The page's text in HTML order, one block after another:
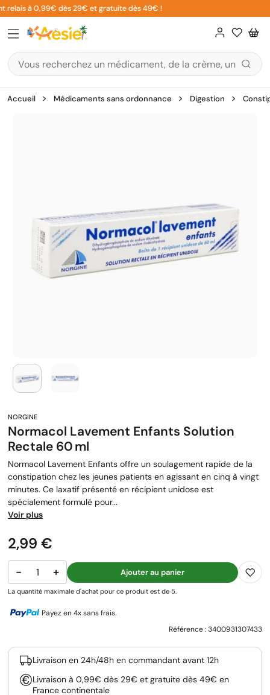
Aller
au
contenu
à 0,99€ dès 29€ et gratuite dès 49€ !
Accueil Médicaments sans ordonnance Digestion
Normacol Lavement Enfants Solution
Rectale 60 Ml
Normacol Lavement Enfants offre un soulagement rapide de la
constipation chez les jeunes patients en agissant en cinq à vingt
minutes. Ce laxatif présenté en récipient unidose est
spécialement formulé pour...
Voir plus
Prix
2,99 €
− + Ajouter au panier
La quantité maximale d'achat pour ce produit est de 5.
Payez en 4x sans frais.
Référence :3400931307433
Livraison en 24h/48h en commandant avant 12h
Livraison à 0,99€ dès 29€ et gratuite dès 49€ en
France continentale